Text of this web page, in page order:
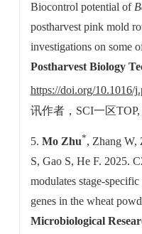
Biocontrol potential of
postharvest pink mold
investigations on some
Postharvest Biology
https://doi.org/10.1016/
讯作者，SCI一区TOP,
5. Mo Zhu*, Zhang W,
S, Gao S, He F. 2025.
modulates stage-
genes in the wheat
Microbiological